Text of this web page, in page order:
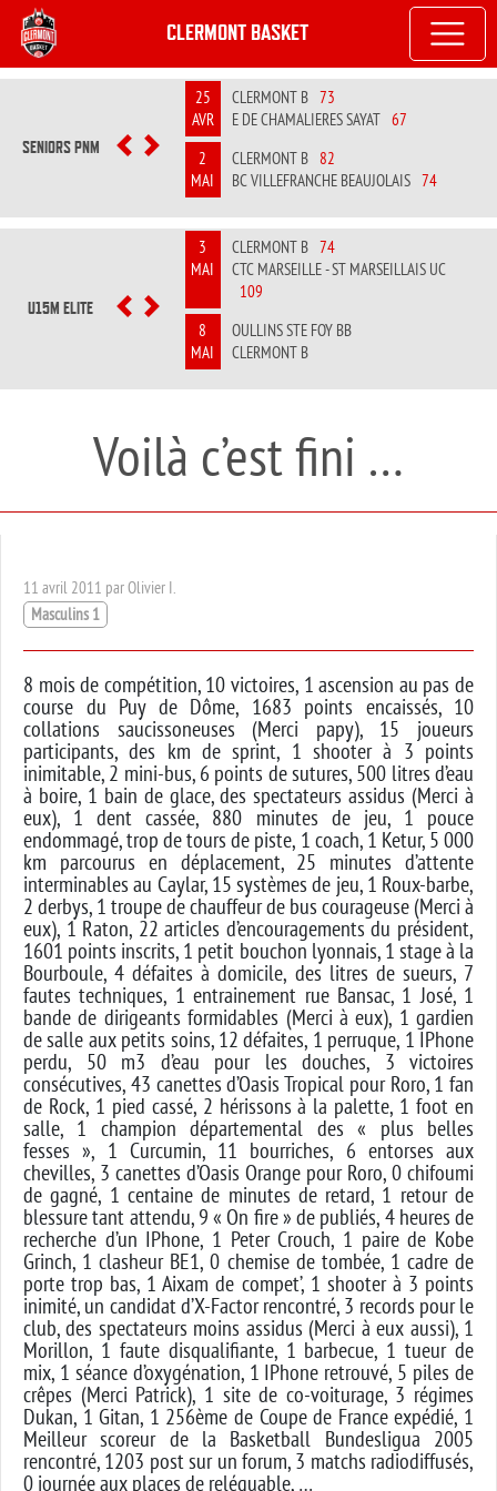
CLERMONT BASKET
SENIORS PNM PREVIOUS
NEXT
25
AVR
CLERMONT B 73
E DE CHAMALIERES SAYAT 67
2
MAI
CLERMONT B 82
BC VILLEFRANCHE BEAUJOLAIS 74
U15M ELITE PREVIOUS
NEXT
3
MAI
CLERMONT B 74
CTC MARSEILLE - ST MARSEILLAIS UC
109
8
MAI
OULLINS STE FOY BB
CLERMONT B
Voilà c’est fini …
11 avril 2011 par Olivier I.
Masculins 1
8 mois de compétition, 10 victoires, 1 ascension au pas de
course du Puy de Dôme, 1683 points encaissés, 10
collations saucissoneuses (Merci papy), 15 joueurs
participants, des km de sprint, 1 shooter à 3 points
inimitable, 2 mini-bus, 6 points de sutures, 500 litres d’eau
à boire, 1 bain de glace, des spectateurs assidus (Merci à
eux), 1 dent cassée, 880 minutes de jeu, 1 pouce
endommagé, trop de tours de piste, 1 coach, 1 Ketur, 5 000
km parcourus en déplacement, 25 minutes d’attente
interminables au Caylar, 15 systèmes de jeu, 1 Roux-barbe,
2 derbys, 1 troupe de chauffeur de bus courageuse (Merci à
eux), 1 Raton, 22 articles d’encouragements du président,
1601 points inscrits, 1 petit bouchon lyonnais, 1 stage à la
Bourboule, 4 défaites à domicile, des litres de sueurs, 7
fautes techniques, 1 entrainement rue Bansac, 1 José, 1
bande de dirigeants formidables (Merci à eux), 1 gardien
de salle aux petits soins, 12 défaites, 1 perruque, 1 IPhone
perdu, 50 m3 d’eau pour les douches, 3 victoires
consécutives, 43 canettes d’Oasis Tropical pour Roro, 1 fan
de Rock, 1 pied cassé, 2 hérissons à la palette, 1 foot en
salle, 1 champion départemental des « plus belles
fesses », 1 Curcumin, 11 bourriches, 6 entorses aux
chevilles, 3 canettes d’Oasis Orange pour Roro, 0 chifoumi
de gagné, 1 centaine de minutes de retard, 1 retour de
blessure tant attendu, 9 « On fire » de publiés, 4 heures de
recherche d’un IPhone, 1 Peter Crouch, 1 paire de Kobe
Grinch, 1 clasheur BE1, 0 chemise de tombée, 1 cadre de
porte trop bas, 1 Aixam de compet’, 1 shooter à 3 points
inimité, un candidat d’X-Factor rencontré, 3 records pour le
club, des spectateurs moins assidus (Merci à eux aussi), 1
Morillon, 1 faute disqualifiante, 1 barbecue, 1 tueur de
mix, 1 séance d’oxygénation, 1 IPhone retrouvé, 5 piles de
crêpes (Merci Patrick), 1 site de co-voiturage, 3 régimes
Dukan, 1 Gitan, 1 256ème de Coupe de France expédié, 1
Meilleur scoreur de la Basketball Bundesligua 2005
rencontré, 1203 post sur un forum, 3 matchs radiodiffusés,
0 journée aux places de reléguable, …